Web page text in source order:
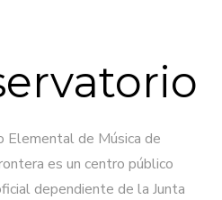
Elemental de Música de
es un centro público
dependiente de la Junta